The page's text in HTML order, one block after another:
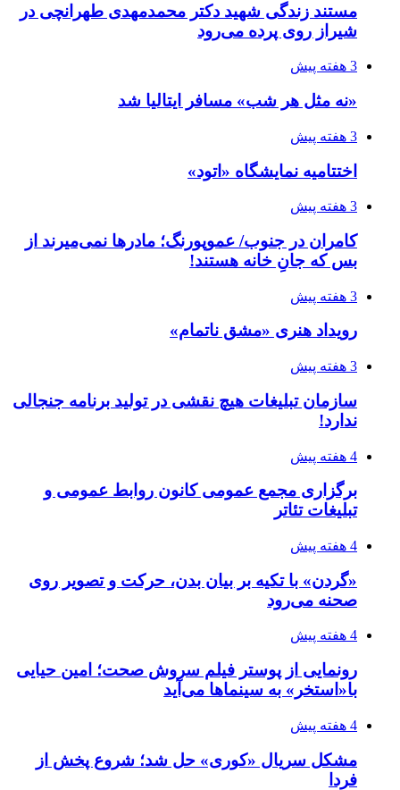
مستند زندگی شهید دکتر محمدمهدی طهرانچی در
شیراز روی پرده می‌رود
3 هفته پیش
«نه مثل هر شب» مسافر ایتالیا شد
3 هفته پیش
اختتامیه نمایشگاه «اتود»
3 هفته پیش
کامران در جنوب/ عموپورنگ؛ مادرها نمی‌میرند از
بس که جانِ خانه هستند!
3 هفته پیش
رویداد هنری «مشق ناتمام»
3 هفته پیش
سازمان تبلیغات هیچ نقشی در تولید برنامه جنجالی
ندارد!
4 هفته پیش
برگزاری مجمع عمومی کانون روابط عمومی و
تبلیغات تئاتر
4 هفته پیش
«گردن» با تکیه بر بیان بدن، حرکت و تصویر روی
صحنه می‌رود
4 هفته پیش
رونمایی از پوستر فیلم سروش صحت؛ امین حیایی
با«استخر» به سینماها می‌آید
4 هفته پیش
مشکل سریال «کوری» حل شد؛ شروع پخش از
فردا